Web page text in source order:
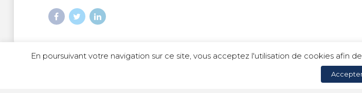
Mentions légales |
En poursuivant votre navigation sur ce site, vous acceptez l'utilisation de cookies afin